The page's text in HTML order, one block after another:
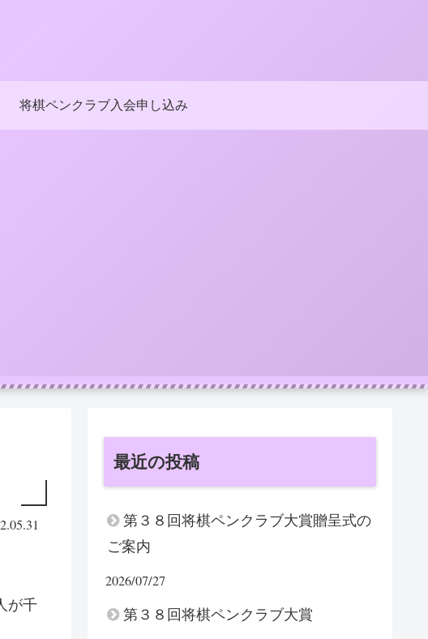
将棋ペンクラブ入会申し込み
が千
最近の投稿
第３８回将棋ペンクラブ大賞贈呈式の
ご案内
2026/07/27
第３８回将棋ペンクラブ大賞